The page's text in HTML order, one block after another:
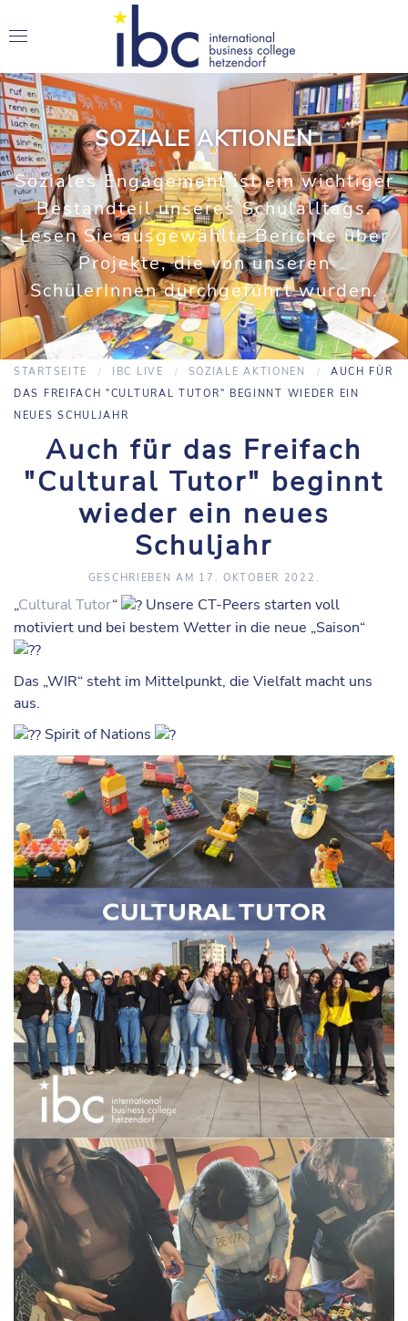
SOZIALE AKTIONEN
Soziales Engagement ist ein wichtiger
Bestandteil unseres Schulalltags.
Lesen Sie ausgewählte Berichte über
Projekte, die von unseren
SchülerInnen durchgeführt wurden.
STARTSEITE IBC LIVE SOZIALE AKTIONEN
AUCH FÜR
DAS FREIFACH "CULTURAL TUTOR" BEGINNT WIEDER EIN
NEUES SCHULJAHR
Auch für das Freifach
"Cultural Tutor" beginnt
wieder ein neues
Schuljahr
GESCHRIEBEN AM 17. OKTOBER 2022 .
„Cultural Tutor“
Unsere CT-Peers starten voll
motiviert und bei bestem Wetter in die neue „Saison“
Das „WIR“ steht im Mittelpunkt, die Vielfalt macht uns
aus.
Spirit of Nations